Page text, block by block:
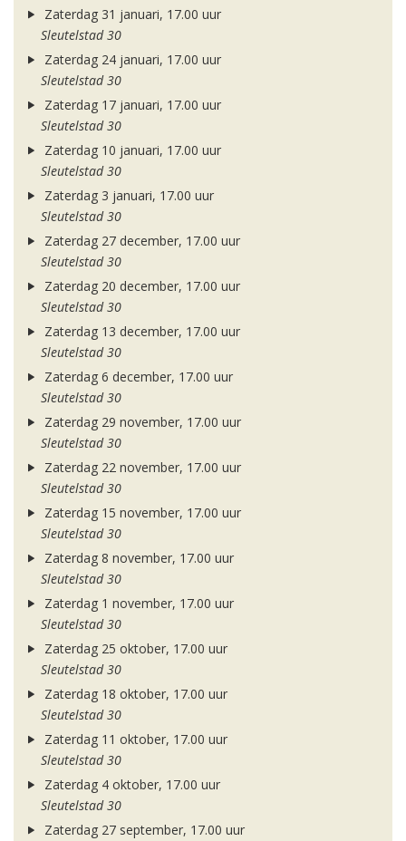
Zaterdag 31 januari, 17.00 uur
Sleutelstad 30
Zaterdag 24 januari, 17.00 uur
Sleutelstad 30
Zaterdag 17 januari, 17.00 uur
Sleutelstad 30
Zaterdag 10 januari, 17.00 uur
Sleutelstad 30
Zaterdag 3 januari, 17.00 uur
Sleutelstad 30
Zaterdag 27 december, 17.00 uur
Sleutelstad 30
Zaterdag 20 december, 17.00 uur
Sleutelstad 30
Zaterdag 13 december, 17.00 uur
Sleutelstad 30
Zaterdag 6 december, 17.00 uur
Sleutelstad 30
Zaterdag 29 november, 17.00 uur
Sleutelstad 30
Zaterdag 22 november, 17.00 uur
Sleutelstad 30
Zaterdag 15 november, 17.00 uur
Sleutelstad 30
Zaterdag 8 november, 17.00 uur
Sleutelstad 30
Zaterdag 1 november, 17.00 uur
Sleutelstad 30
Zaterdag 25 oktober, 17.00 uur
Sleutelstad 30
Zaterdag 18 oktober, 17.00 uur
Sleutelstad 30
Zaterdag 11 oktober, 17.00 uur
Sleutelstad 30
Zaterdag 4 oktober, 17.00 uur
Sleutelstad 30
Zaterdag 27 september, 17.00 uur